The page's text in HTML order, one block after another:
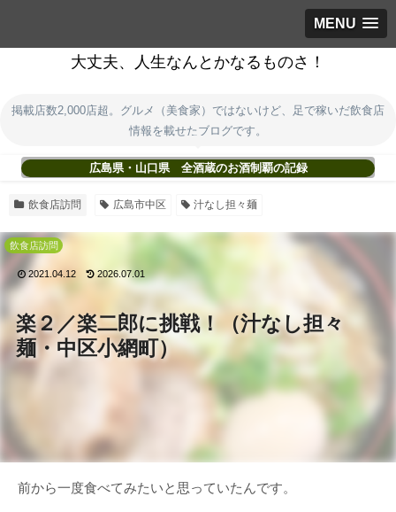
MENU
大丈夫、人生なんとかなるものさ！
掲載店数2,000店超。グルメ（美食家）ではないけど、足で稼いだ飲食店
情報を載せたブログです。
広島県・山口県 全酒蔵のお酒制覇の記録
飲食店訪問 広島市中区 汁なし担々麺
楽２／楽二郎に挑戦！（汁なし担々
麺・中区小網町）
飲食店訪問
2021.04.12 2026.07.01
前から一度食べてみたいと思っていたんです。